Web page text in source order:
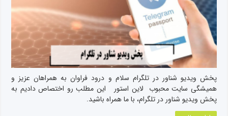
پخش ویدیو شناور در تلگرام سلام و درود فراوان به همراهان عزیز و
همیشگی سایت محبوب لاین استور این مطلب رو اختصاص دادیم به
پخش ویدیو شناور در تلگرام، با ما همراه باشید.